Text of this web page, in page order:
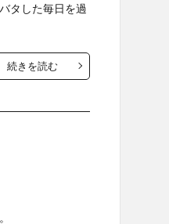
タした毎日を過
続きを読む